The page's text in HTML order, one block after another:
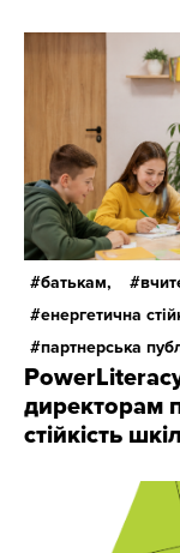
батькам,
енергетична
партнерська
директорам
стійкість шкіл